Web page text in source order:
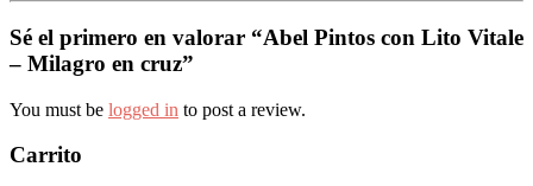
Sé el primero en valorar “Abel Pintos con Lito Vitale
– Milagro en cruz”
You must be logged in to post a review.
Carrito